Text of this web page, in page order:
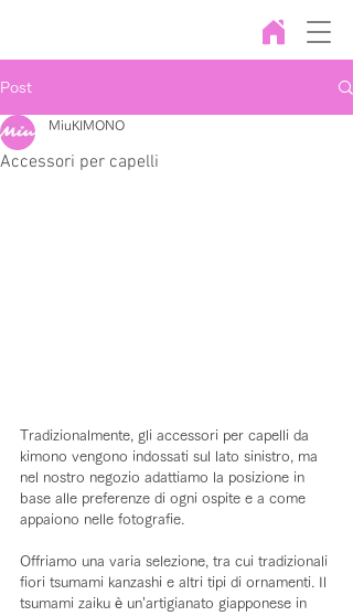
Post
Accessori per capelli
MiuKIMONO
Tradizionalmente, gli accessori per capelli da
kimono vengono indossati sul lato sinistro, ma
nel nostro negozio adattiamo la posizione in
base alle preferenze di ogni ospite e a come
appaiono nelle fotografie.
Offriamo una varia selezione, tra cui tradizionali
fiori tsumami kanzashi e altri tipi di ornamenti. Il
tsumami zaiku è un’artigianato giapponese in